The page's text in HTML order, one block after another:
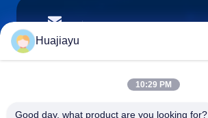
電子メール
Huajiayu
10:29 PM
Good day, what product are you looking for?